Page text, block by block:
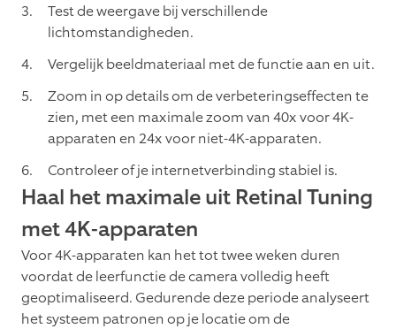
Test de weergave bij verschillende
lichtomstandigheden.
Vergelijk beeldmateriaal met de functie aan en uit.
Zoom in op details om de verbeteringseffecten te
zien, met een maximale zoom van 40x voor 4K-
apparaten en 24x voor niet-4K-apparaten.
Controleer of je internetverbinding stabiel is.
Haal het maximale uit Retinal Tuning
met 4K-apparaten
Voor 4K-apparaten kan het tot twee weken duren
voordat de leerfunctie de camera volledig heeft
geoptimaliseerd. Gedurende deze periode analyseert
het systeem patronen op je locatie om de